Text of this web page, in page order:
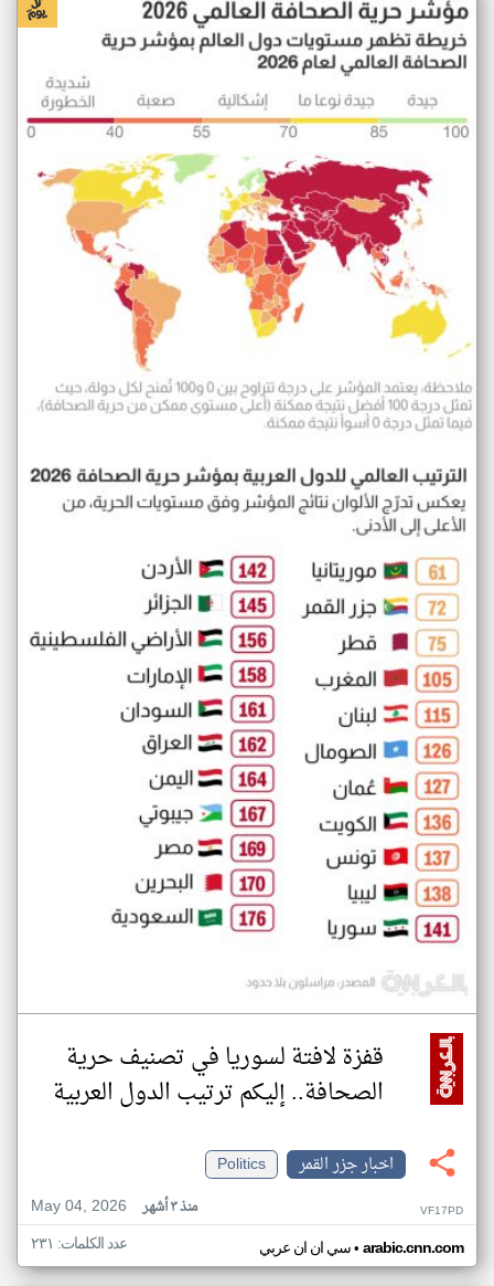
قفزة لافتة لسوريا في تصنيف حرية
الصحافة.. إليكم ترتيب الدول العربية
اخبار جزر القمر
Politics
May 04, 2026
منذ ٣ أشهر VF17PD
سي ان ان عربي• arabic.cnn.com عدد الكلمات: ٢٣١